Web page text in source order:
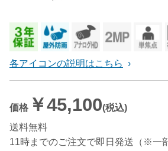
各アイコンの説明はこちら
価格 ￥45,100(税込)
送料無料
11時までのご注文で即日発送（※一